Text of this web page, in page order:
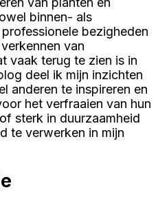
binnen- als
bezigheden
van
vaak terug te zien is in
deel ik mijn inzichten
anderen te inspireren en
het verfraaien van hun
sterk in duurzaamheid
te verwerken in mijn